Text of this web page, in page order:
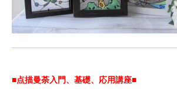
■点描曼荼入門、基礎、応用講座■